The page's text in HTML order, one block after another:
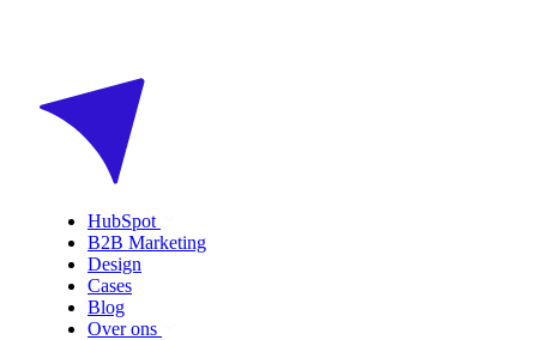
HubSpot
B2B Marketing
Design
Cases
Blog
Over ons